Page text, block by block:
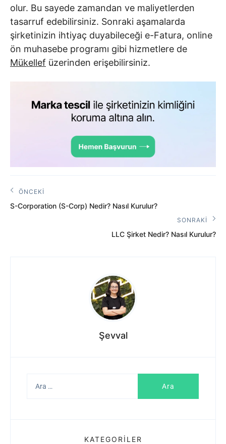
olur. Bu sayede zamandan ve maliyetlerden
tasarruf edebilirsiniz. Sonraki aşamalarda
şirketinizin ihtiyaç duyabileceği e-Fatura, online
ön muhasebe programı gibi hizmetlere de
Mükellef üzerinden erişebilirsiniz.
Yazı
gezinmesi
ÖNCEKI
Önceki
S-Corporation (S-Corp) Nedir? Nasıl Kurulur?
SONRAKI
Sonraki
LLC Şirket Nedir? Nasıl Kurulur?
Şevval
KATEGORILER